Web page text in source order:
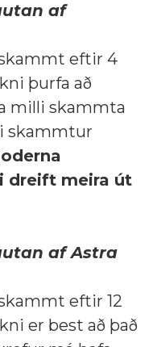
af
eftir 4
þurfa að
milli skammta
skammtur
dreift meira út
af Astra
eftir 12
er best að það